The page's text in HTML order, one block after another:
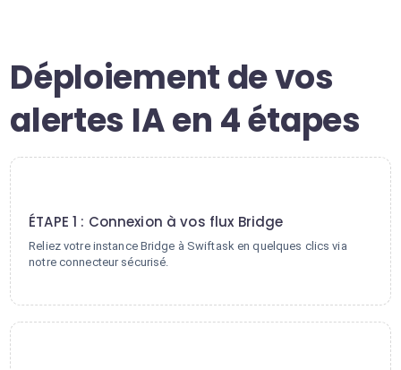
Déploiement de vos
alertes IA en 4 étapes
ÉTAPE 1 : Connexion à vos flux Bridge
Reliez votre instance Bridge à Swiftask en quelques clics via
notre connecteur sécurisé.